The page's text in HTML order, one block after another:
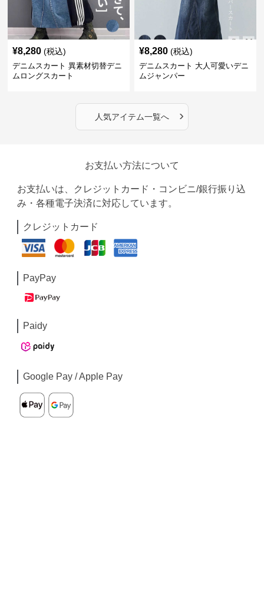
¥8,280 (税込)
デニムスカート 異素材切替デニ
ムロングスカート
¥8,280 (税込)
デニムスカート 大人可愛いデニ
ムジャンパー
人気アイテム一覧へ ›
お支払い方法について
お支払いは、クレジットカード・コンビニ/銀行振り込
み・各種電子決済に対応しています。
クレジットカード
PayPay
Paidy
Google Pay / Apple Pay